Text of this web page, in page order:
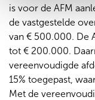
is voor de AFM
de vastgestelde
van € 500.000. De
tot € 200.000.
vereenvoudigde
15% toegepast,
Met de